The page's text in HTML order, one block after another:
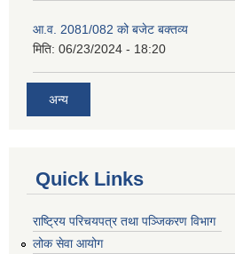
आ.व. 2081/082 को बजेट बक्तव्य
मिति: 06/23/2024 - 18:20
अन्य
Quick Links
राष्ट्रिय परिचयपत्र तथा पञ्जिकरण विभाग
लोक सेवा आयोग